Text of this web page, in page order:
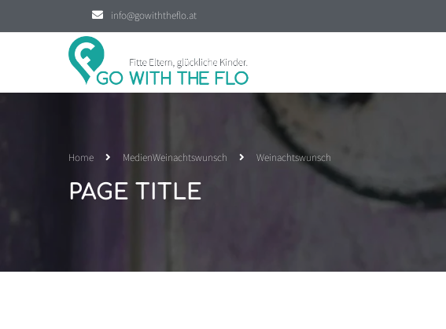
info@gowiththeflo.at
Home MedienWeinachtswunsch Weinachtswunsch
PAGE TITLE